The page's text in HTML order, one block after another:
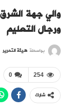
والي جهة
ورجال التعليم
بواسطة هيئة التحرير
0 254
شارك